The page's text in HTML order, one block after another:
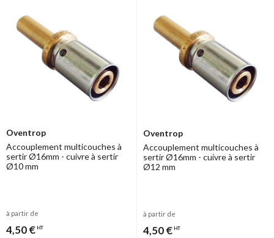
Oventrop
Accouplement multicouches à
sertir Ø16mm - cuivre à sertir
Ø10 mm
à partir de
4,50 € HT
Oventrop
Accouplement multicouches à
sertir Ø16mm - cuivre à sertir
Ø12 mm
à partir de
4,50 € HT